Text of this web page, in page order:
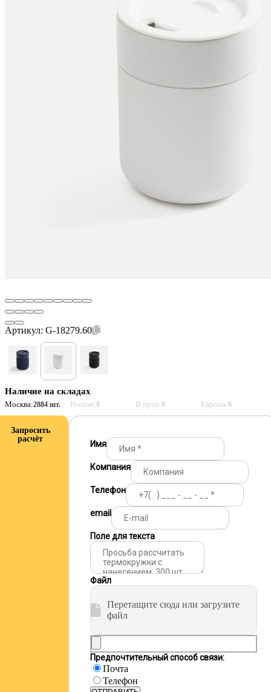
Артикул: G-18279.60
Наличие на складах
Москва:2884 шт. Регион:0 В пути:0 Европа:0
Запросить
расчёт
Имя
Компания
Телефон
email
Поле для текста
Файл
Перетащите сюда или загрузите
файл
Предпочтительный способ связи:
Почта
Телефон